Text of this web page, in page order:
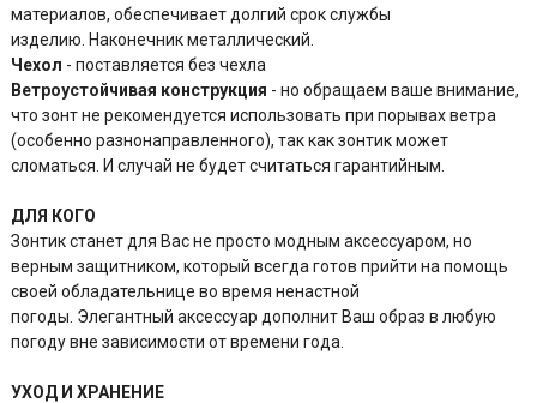
материалов, обеспечивает долгий срок службы
изделию. Наконечник металлический.
Чехол - поставляется без чехла
Ветроустойчивая конструкция - но обращаем ваше внимание,
что зонт не рекомендуется использовать при порывах ветра
(особенно разнонаправленного), так как зонтик может
сломаться. И случай не будет считаться гарантийным.
ДЛЯ КОГО
Зонтик станет для Вас не просто модным аксессуаром, но
верным защитником, который всегда готов прийти на помощь
своей обладательнице во время ненастной
погоды. Элегантный аксессуар дополнит Ваш образ в любую
погоду вне зависимости от времени года.
УХОД И ХРАНЕНИЕ